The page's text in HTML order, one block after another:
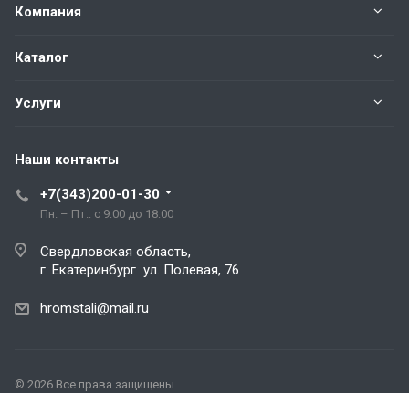
Компания
Каталог
Услуги
Наши контакты
+7(343)200-01-30
Пн. – Пт.: с 9:00 до 18:00
Свердловская область,
г. Екатеринбург ул. Полевая, 76
hromstali@mail.ru
© 2026 Все права защищены.